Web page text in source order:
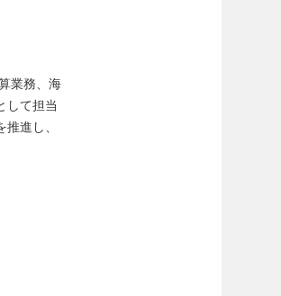
業務、海
して担当
進し、